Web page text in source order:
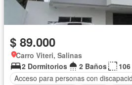
$ 89.000
Carro Viteri, Salinas
2 Dormitorios
2 Baños
106
Acceso para personas con